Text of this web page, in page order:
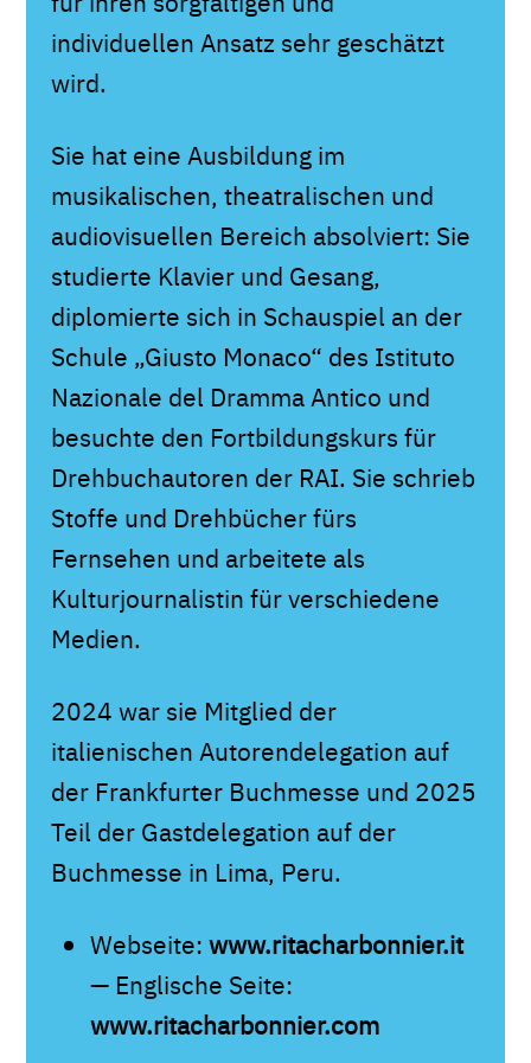
individuellen Ansatz sehr geschätzt
wird.
Sie hat eine Ausbildung im
musikalischen, theatralischen und
audiovisuellen Bereich absolviert: Sie
studierte Klavier und Gesang,
diplomierte sich in Schauspiel an der
Schule „Giusto Monaco“ des Istituto
Nazionale del Dramma Antico und
besuchte den Fortbildungskurs für
Drehbuchautoren der RAI. Sie schrieb
Stoffe und Drehbücher fürs
Fernsehen und arbeitete als
Kulturjournalistin für verschiedene
Medien.
2024 war sie Mitglied der
italienischen Autorendelegation auf
der Frankfurter Buchmesse und 2025
Teil der Gastdelegation auf der
Buchmesse in Lima, Peru.
Webseite: www.ritacharbonnier.it
— Englische Seite:
www.ritacharbonnier.com